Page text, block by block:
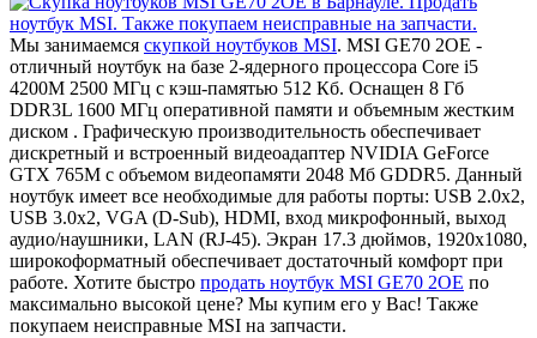
Мы занимаемся скупкой ноутбуков MSI. MSI GE70 2OE -
отличный ноутбук на базе 2-ядерного процессора Core i5
4200M 2500 МГц с кэш-памятью 512 Кб. Оснащен 8 Гб
DDR3L 1600 МГц оперативной памяти и объемным жестким
диском . Графическую производительность обеспечивает
дискретный и встроенный видеоадаптер NVIDIA GeForce
GTX 765M с объемом видеопамяти 2048 Мб GDDR5. Данный
ноутбук имеет все необходимые для работы порты: USB 2.0x2,
USB 3.0x2, VGA (D-Sub), HDMI, вход микрофонный, выход
аудио/наушники, LAN (RJ-45). Экран 17.3 дюймов, 1920x1080,
широкоформатный обеспечивает достаточный комфорт при
работе. Хотите быстро продать ноутбук MSI GE70 2OE по
максимально высокой цене? Мы купим его у Вас! Также
покупаем неисправные MSI на запчасти.